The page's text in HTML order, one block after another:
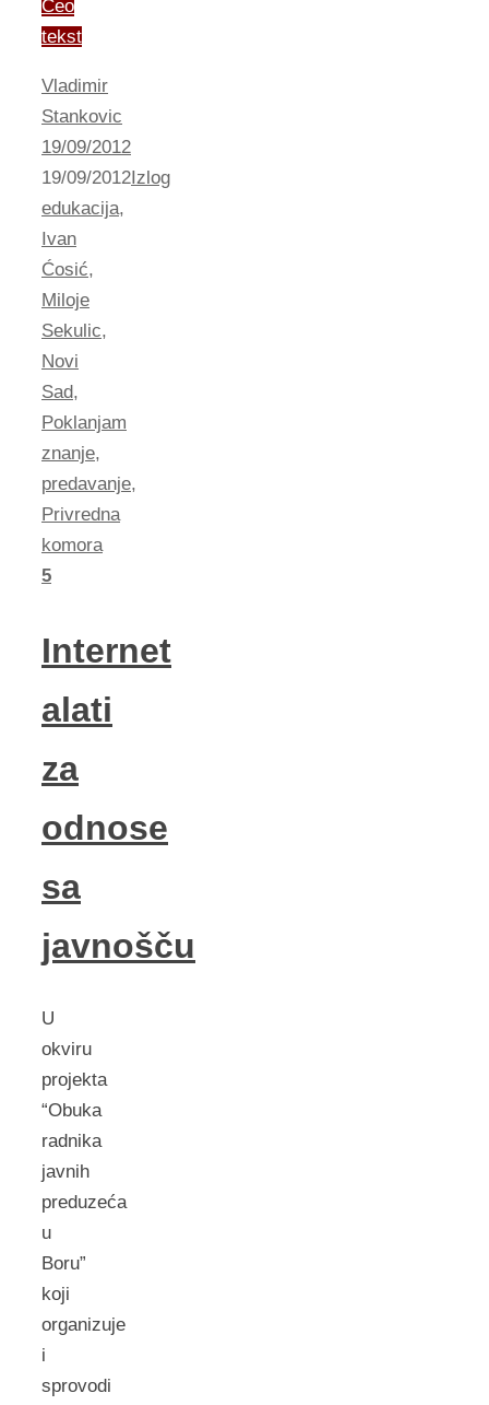
Ceo
tekst
Vladimir
Stankovic
19/09/2012
19/09/2012Izlog
edukacija,
Ivan
Ćosić,
Miloje
Sekulic,
Novi
Sad,
Poklanjam
znanje,
predavanje,
Privredna
komora
5
Internet
alati
za
odnose
sa
javnošču
U
okviru
projekta
“Obuka
radnika
javnih
preduzeća
u
Boru”
koji
organizuje
i
sprovodi